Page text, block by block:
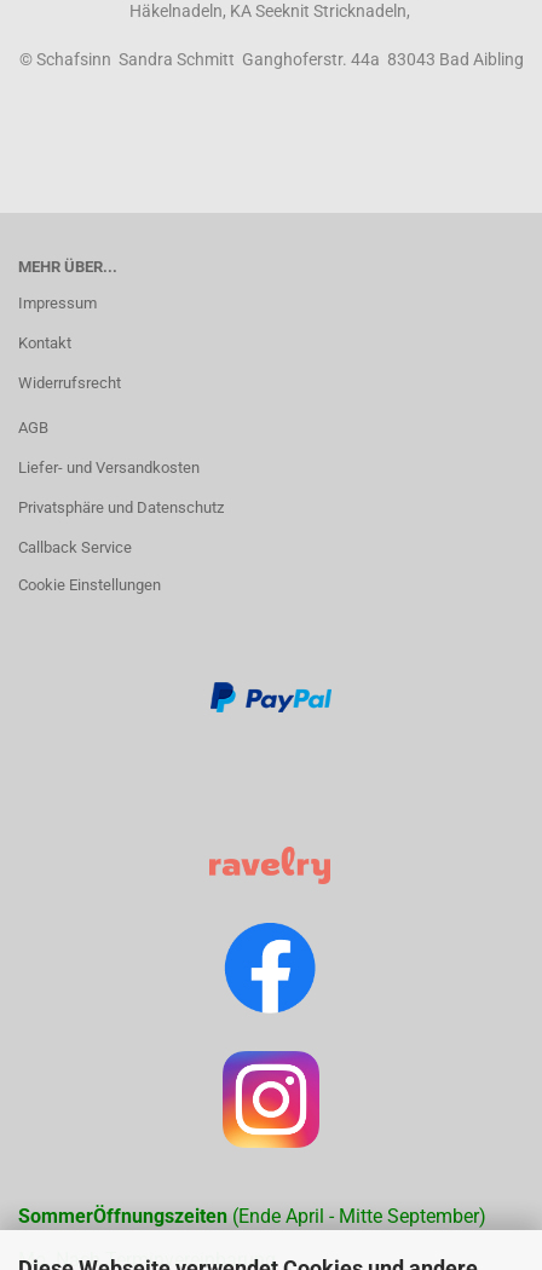
Häkelnadeln, KA Seeknit Stricknadeln,
© Schafsinn Sandra Schmitt Ganghoferstr. 44a 83043 Bad Aibling
MEHR ÜBER...
Impressum
Kontakt
Widerrufsrecht
AGB
Liefer- und Versandkosten
Privatsphäre und Datenschutz
Callback Service
Cookie Einstellungen
SommerÖffnungszeiten (Ende April - Mitte September)
Mo. Nach Terminvereinbarung